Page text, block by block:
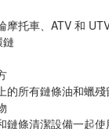
摩托車、ATV 和
的所有鏈條油和蠟殘
鏈條清潔設備一起使